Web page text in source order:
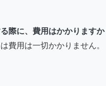
際に、費用はかかりますか
費用は一切かかりません。